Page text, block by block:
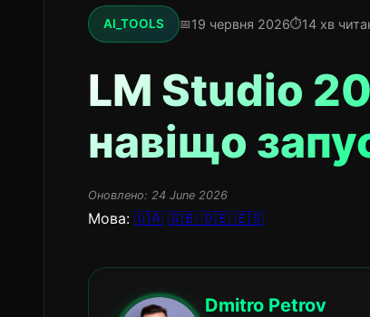
AI_TOOLS 19 червня 2026 14 хв
LM Studio
навіщо
Оновлено: 24 June 2026
Мова: 🇺🇦 🇬🇧 🇩🇪 🇪🇸
Dmitro Petrov